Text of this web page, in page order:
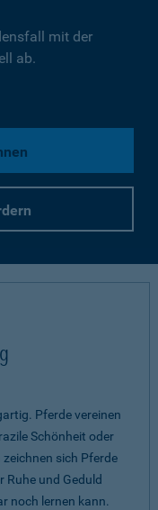
mit der
ab.
Pferde vereinen
Schönheit oder
sich Pferde
Ruhe und Geduld
noch lernen kann.